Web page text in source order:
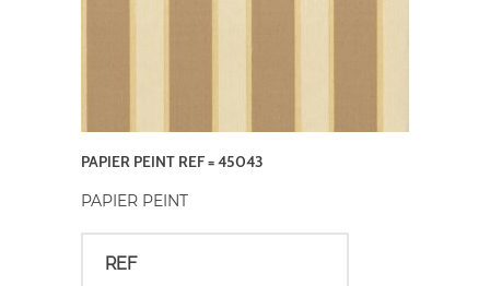
PAPIER PEINT REF = 45043
PAPIER PEINT
REF